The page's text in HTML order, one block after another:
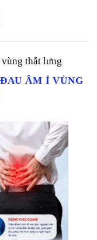
thắt lưng
ÂM Ỉ VÙNG